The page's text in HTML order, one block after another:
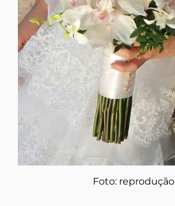
Foto: reprodução